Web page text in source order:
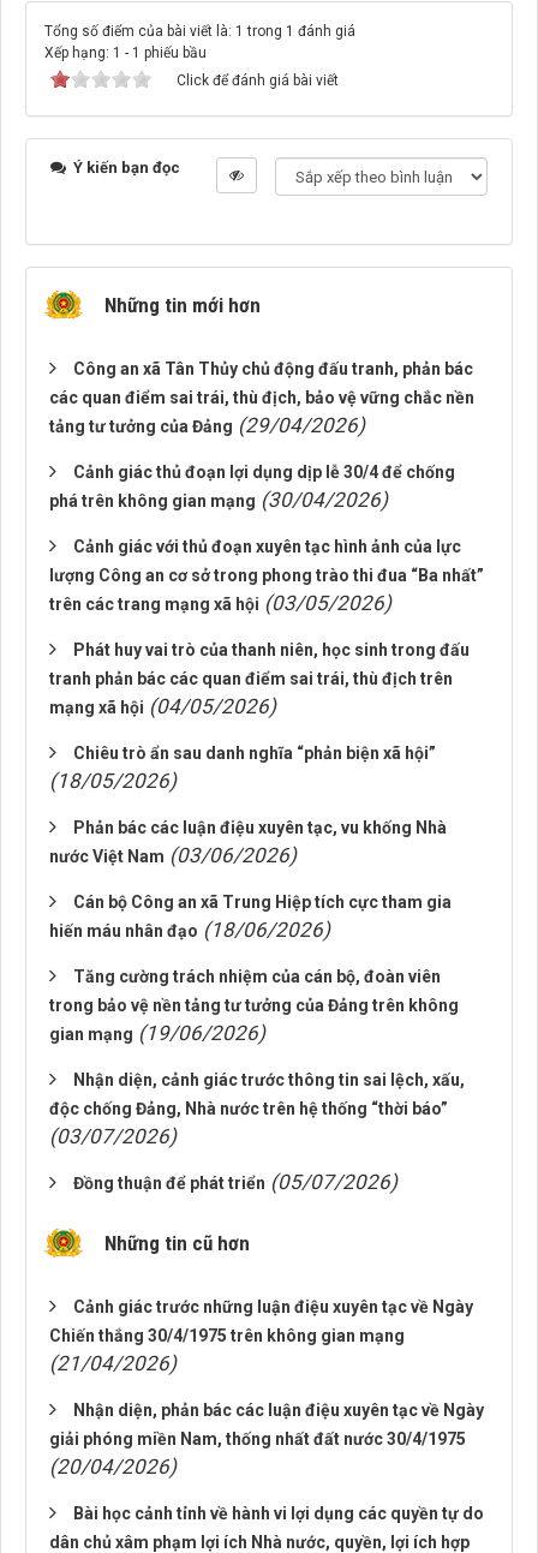
Tổng số điểm của bài viết là: 1 trong 1 đánh giá
Xếp hạng: 1 - 1 phiếu bầu
Click để đánh giá bài viết
Ý kiến bạn đọc
Những tin mới hơn
Công an xã Tân Thủy chủ động đấu tranh, phản bác
các quan điểm sai trái, thù địch, bảo vệ vững chắc nền
tảng tư tưởng của Đảng (29/04/2026)
Cảnh giác thủ đoạn lợi dụng dịp lễ 30/4 để chống
phá trên không gian mạng (30/04/2026)
Cảnh giác với thủ đoạn xuyên tạc hình ảnh của lực
lượng Công an cơ sở trong phong trào thi đua “Ba nhất”
trên các trang mạng xã hội (03/05/2026)
Phát huy vai trò của thanh niên, học sinh trong đấu
tranh phản bác các quan điểm sai trái, thù địch trên
mạng xã hội (04/05/2026)
Chiêu trò ẩn sau danh nghĩa “phản biện xã hội”
(18/05/2026)
Phản bác các luận điệu xuyên tạc, vu khống Nhà
nước Việt Nam (03/06/2026)
Cán bộ Công an xã Trung Hiệp tích cực tham gia
hiến máu nhân đạo (18/06/2026)
Tăng cường trách nhiệm của cán bộ, đoàn viên
trong bảo vệ nền tảng tư tưởng của Đảng trên không
gian mạng (19/06/2026)
Nhận diện, cảnh giác trước thông tin sai lệch, xấu,
độc chống Đảng, Nhà nước trên hệ thống “thời báo”
(03/07/2026)
Đồng thuận để phát triển (05/07/2026)
Những tin cũ hơn
Cảnh giác trước những luận điệu xuyên tạc về Ngày
Chiến thắng 30/4/1975 trên không gian mạng
(21/04/2026)
Nhận diện, phản bác các luận điệu xuyên tạc về Ngày
giải phóng miền Nam, thống nhất đất nước 30/4/1975
(20/04/2026)
Bài học cảnh tỉnh về hành vi lợi dụng các quyền tự do
dân chủ xâm phạm lợi ích Nhà nước, quyền, lợi ích hợp